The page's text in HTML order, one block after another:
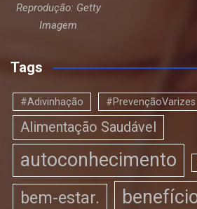
Reprodução: Getty
Imagem
Tags
#Adivinhação #PrevençãoVarizes
Alimentação Saudável
autoconhecimento
bem-estar.